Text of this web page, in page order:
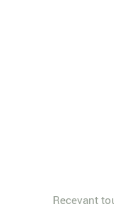
Recevant